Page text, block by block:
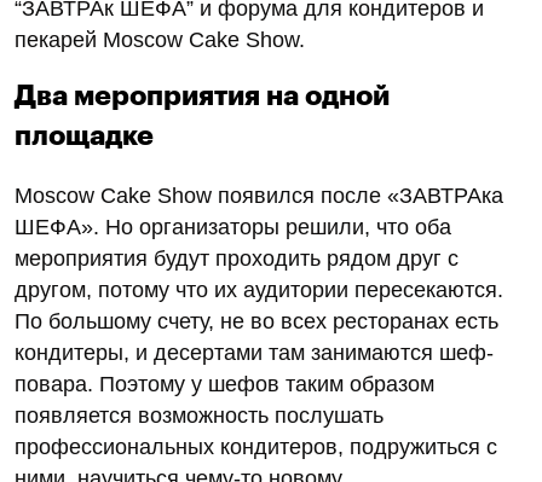
“ЗАВТРАк ШЕФА” и форума для кондитеров и
пекарей Moscow Cake Show.
Два мероприятия на одной
площадке
Moscow Cake Show появился после «ЗАВТРАка
ШЕФА». Но организаторы решили, что оба
мероприятия будут проходить рядом друг с
другом, потому что их аудитории пересекаются.
По большому счету, не во всех ресторанах есть
кондитеры, и десертами там занимаются шеф-
повара. Поэтому у шефов таким образом
появляется возможность послушать
профессиональных кондитеров, подружиться с